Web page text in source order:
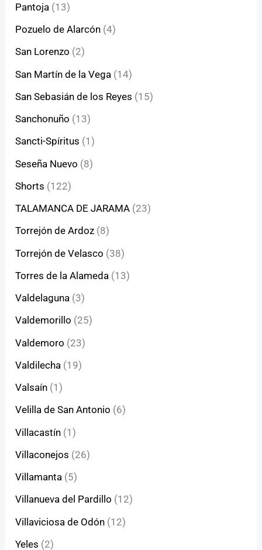
Pantoja (13)
Pozuelo de Alarcón (4)
San Lorenzo (2)
San Martín de la Vega (14)
San Sebasián de los Reyes (15)
Sanchonuño (13)
Sancti-Spíritus (1)
Seseña Nuevo (8)
Shorts (122)
TALAMANCA DE JARAMA (23)
Torrejón de Ardoz (8)
Torrejón de Velasco (38)
Torres de la Alameda (13)
Valdelaguna (3)
Valdemorillo (25)
Valdemoro (23)
Valdilecha (19)
Valsaín (1)
Velilla de San Antonio (6)
Villacastín (1)
Villaconejos (26)
Villamanta (5)
Villanueva del Pardillo (12)
Villaviciosa de Odón (12)
Yeles (2)